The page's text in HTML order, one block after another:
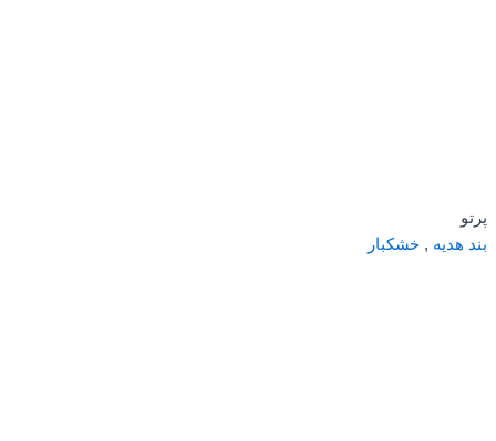
پرتو
بند هدیه , خشکبار